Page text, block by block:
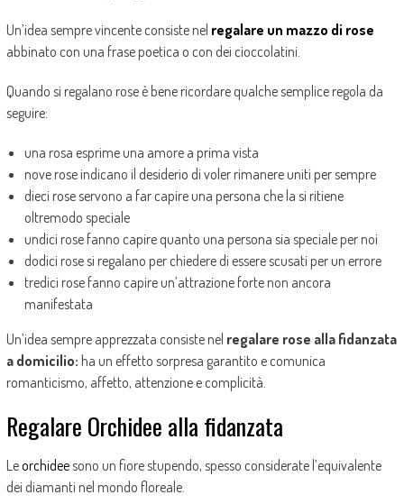
Un’idea sempre vincente consiste nel regalare un mazzo di rose
abbinato con una frase poetica o con dei cioccolatini.
Quando si regalano rose è bene ricordare qualche semplice regola da
seguire:
una rosa esprime una amore a prima vista
nove rose indicano il desiderio di voler rimanere uniti per sempre
dieci rose servono a far capire una persona che la si ritiene
oltremodo speciale
undici rose fanno capire quanto una persona sia speciale per noi
dodici rose si regalano per chiedere di essere scusati per un errore
tredici rose fanno capire un’attrazione forte non ancora
manifestata
Un’idea sempre apprezzata consiste nel regalare rose alla fidanzata
a domicilio: ha un effetto sorpresa garantito e comunica
romanticismo, affetto, attenzione e complicità.
Regalare Orchidee alla fidanzata
Leorchideesono un fiore stupendo, spesso considerate l’equivalente
dei diamanti nel mondo floreale.